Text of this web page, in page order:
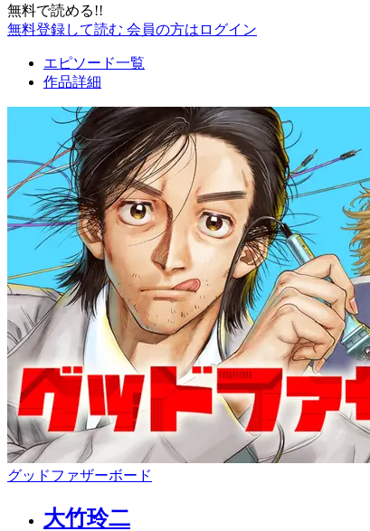
無料で読める!!
無料登録して読む 会員の方はログイン
エピソード一覧
作品詳細
グッドファザーボード
大竹玲二